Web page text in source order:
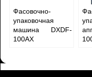
Фасовочно-
упаковочная
машина DXDF-
100AX